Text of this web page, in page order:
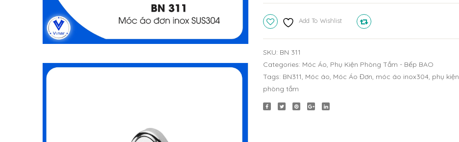
quantity
Add To Wishlist
SKU: BN 311
Categories: Móc Áo, Phụ Kiện Phòng Tắm - Bếp BAO
Tags: BN311, Móc áo, Móc Áo Đơn, móc áo inox304, phụ kiện
phòng tắm